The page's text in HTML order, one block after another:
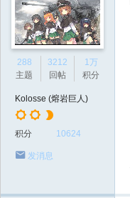
288
主题
3212
回帖
1万
积分
Kolosse (熔岩巨人)
积分 10624
发消息